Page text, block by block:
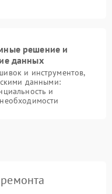
решение и
данных
и инструментов,
данными:
и